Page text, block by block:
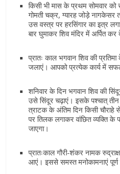
किसी भी मास के प्रथम सोमवार
गोमती चक्र, ग्यारह जोड़े नागकेसर
उस वस्त्र पर हरसिंगार का इत्र
बार घुमाकर शिव मंदिर में अर्पित
प्रातः काल भगवान शिव की प्रतिमा
जलाएं। आपको प्रत्येक कार्य में
शनिवार के दिन भगवान शिव की
उसे सिंदूर चढ़ाएं। इसके पश्चात्
त्राटक के अंतिम दिन किसी चौराहे
पर तिलक लगाकर वांछित व्यक्ति के
जाएगा।
प्रातःकाल गौरी-शंकर नामक
आएं। इससे समस्त मनोकामनाएं पूर्ण